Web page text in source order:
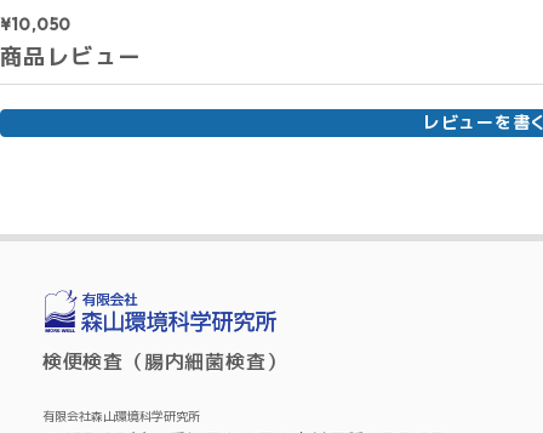
¥10,050
商品レビュー
レビューを書
検便検査（腸内細菌検査）
有限会社森山環境科学研究所